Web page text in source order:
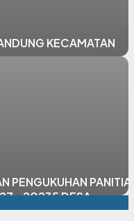
KECAMATAN
PENGUKUHAN PANITIA
- 20235 DESA